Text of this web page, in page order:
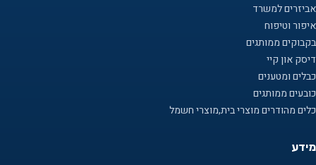
אביזרים למשרד
איפור וטיפוח
בקבוקים ממותגים
דיסק און קיי
כבלים ומטענים
כובעים ממותגים
כלים מהודרים מוצרי בית,מוצרי חשמל
מידע